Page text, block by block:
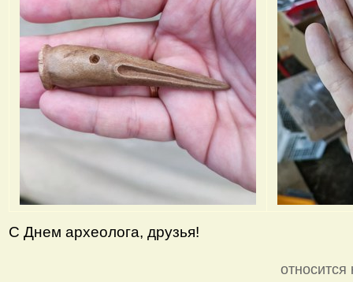
С Днем археолога, друзья!
относится